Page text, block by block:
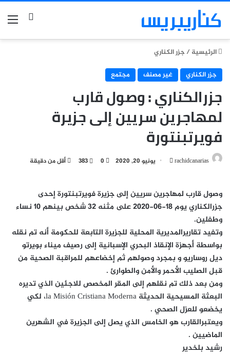
بحث
الرئيسية/جزر الكناري
جزر الكناري
غير مصنف مجتمع
جزرالكناري : وصول قارب
لمهاجرين سريين إلى جزيرة
فويرتبنتورة
rachidcanarias
أرسل يونيو 20, 2020 0
383 أقل من دقيقة
وصول قارب لمهاجرين سريين إلى جزيرة فويرتبنتورة إحدى
جزرالكناري يوم 18-06-2020 على مثنه 32 شخص بينهم 10 نساء
وطفلين.
وتفيد تقاريرالمديرية المحلية للجزيرة التابعة للحكومة أنه تم نقله
بواسطة أجهزة الإنقاذ البحري الإسبانية إلى رصيف ميناء بويرتو
ديل روساريو و بمجرد وصولهم ثم إخضاعهم للمراقبة الصحية من
قبل الصليب الأحمر والأمن والطوارئ .
ومن بعد ذلك تم نقلهم إلى المقر المخصص للاجئين الذي تديره
البعثة المسيحية الحديثة la Misión Cristiana Moderna، لكي
يخضعو للعزل الصحي .
ويعتبرالقارب هو الخامس الذي يصل إلى الجزيرة في الشهرين
الماضيين .
رشيد بلخدير